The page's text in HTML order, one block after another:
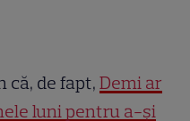
că, de fapt,Demi ar
luni pentru a-și